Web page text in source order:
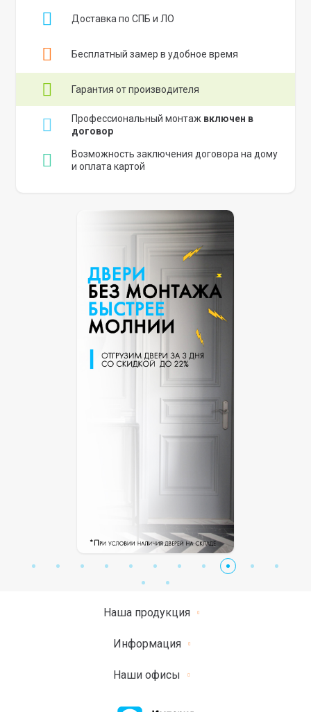
Доставка по СПБ и ЛО
Бесплатный замер в удобное время
Гарантия от производителя
Профессиональный монтаж включен в
договор
Возможность заключения договора на дому
и оплата картой
Наша продукция
Информация
Наши офисы